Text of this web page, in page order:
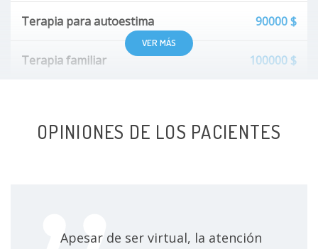
Terapia para autoestima 90000 $
Terapia familiar 100000 $
Terapia cognitiva del comportamiento (TCC)
VER MÁS
OPINIONES DE LOS PACIENTES
Apesar de ser virtual, la atención